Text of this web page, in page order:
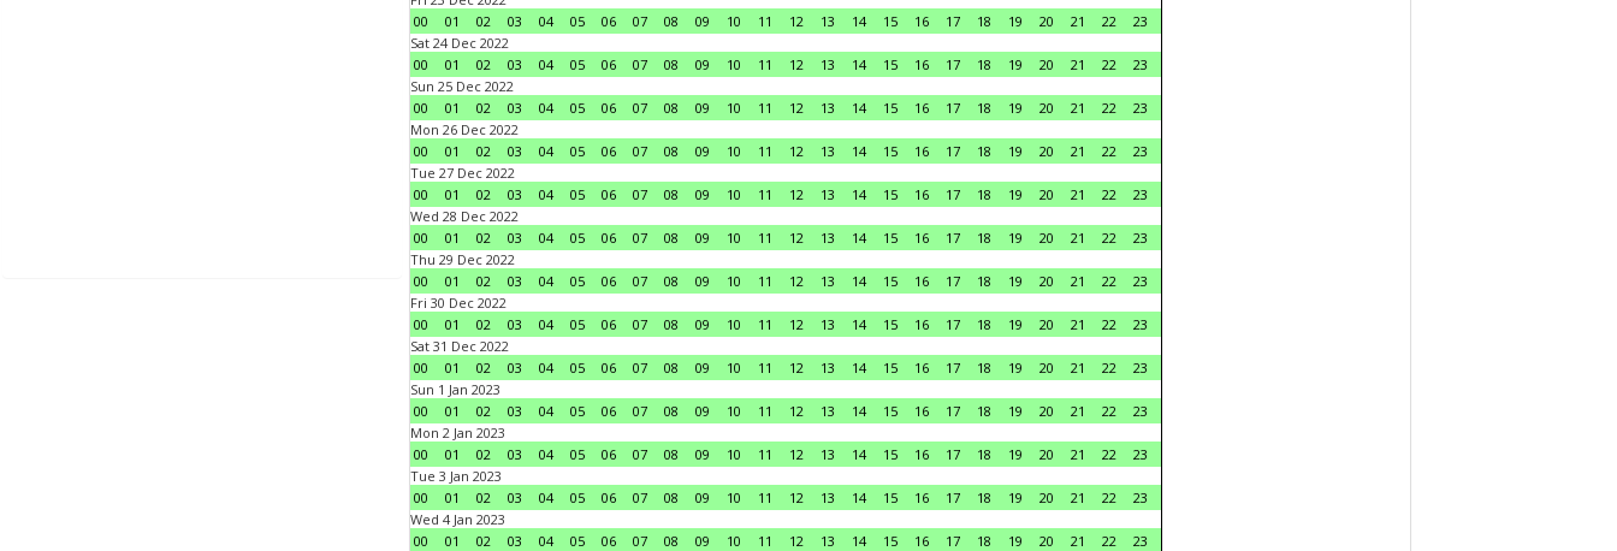
00
01 02 03 04 05 06 07 08 09 10 11 12 13 14 15 16 17 18 19 20 21 22
23
Sat 24 Dec 2022
00
01 02 03 04 05 06 07 08 09 10 11 12 13 14 15 16 17 18 19 20 21 22
23
Sun 25 Dec 2022
00
01 02 03 04 05 06 07 08 09 10 11 12 13 14 15 16 17 18 19 20 21 22
23
Mon 26 Dec 2022
00
01 02 03 04 05 06 07 08 09 10 11 12 13 14 15 16 17 18 19 20 21 22
23
Tue 27 Dec 2022
00
01 02 03 04 05 06 07 08 09 10 11 12 13 14 15 16 17 18 19 20 21 22
23
Wed 28 Dec 2022
00
01 02 03 04 05 06 07 08 09 10 11 12 13 14 15 16 17 18 19 20 21 22
23
Thu 29 Dec 2022
00
01 02 03 04 05 06 07 08 09 10 11 12 13 14 15 16 17 18 19 20 21 22
23
Fri 30 Dec 2022
00
01 02 03 04 05 06 07 08 09 10 11 12 13 14 15 16 17 18 19 20 21 22
23
Sat 31 Dec 2022
00
01 02 03 04 05 06 07 08 09 10 11 12 13 14 15 16 17 18 19 20 21 22
23
Sun 1 Jan 2023
00
01 02 03 04 05 06 07 08 09 10 11 12 13 14 15 16 17 18 19 20 21 22
23
Mon 2 Jan 2023
00
01 02 03 04 05 06 07 08 09 10 11 12 13 14 15 16 17 18 19 20 21 22
23
Tue 3 Jan 2023
00
01 02 03 04 05 06 07 08 09 10 11 12 13 14 15 16 17 18 19 20 21 22
23
Wed 4 Jan 2023
00
01 02 03 04 05 06 07 08 09 10 11 12 13 14 15 16 17 18 19 20 21 22
23